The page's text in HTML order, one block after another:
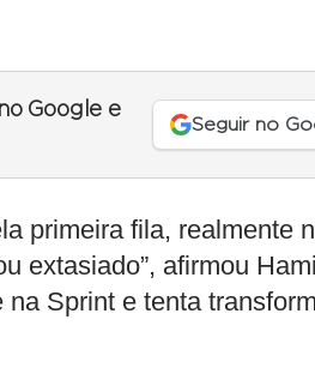
Google e
Seguir no
primeira fila, realmente
extasiado”, afirmou
Sprint e tenta